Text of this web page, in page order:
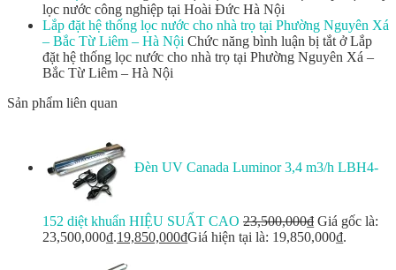
lọc nước công nghiệp tại Hoài Đức Hà Nội
Lắp đặt hệ thống lọc nước cho nhà trọ tại Phường Nguyên Xá
– Bắc Từ Liêm – Hà Nội Chức năng bình luận bị tắt ở Lắp
đặt hệ thống lọc nước cho nhà trọ tại Phường Nguyên Xá –
Bắc Từ Liêm – Hà Nội
Sản phẩm liên quan
Đèn UV Canada Luminor 3,4 m3/h LBH4-
152 diệt khuẩn HIỆU SUẤT CAO 23,500,000₫ Giá gốc là:
23,500,000₫.19,850,000₫Giá hiện tại là: 19,850,000₫.